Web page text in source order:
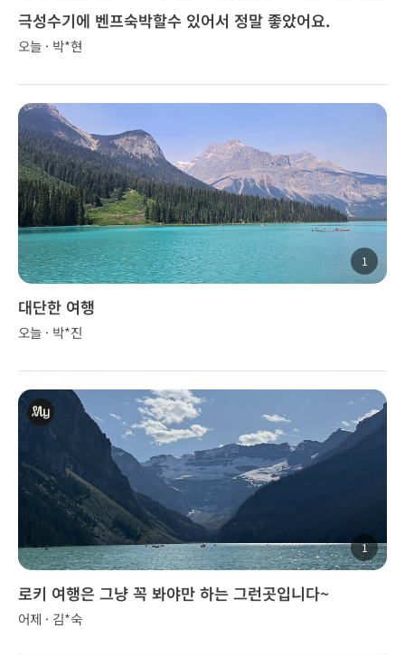
극성수기에 벤프숙박할수 있어서 정말 좋았어요.
오늘 · 박*현
1
대단한 여행
오늘 · 박*진
1
로키 여행은 그냥 꼭 봐야만 하는 그런곳입니다~
어제 · 김*숙